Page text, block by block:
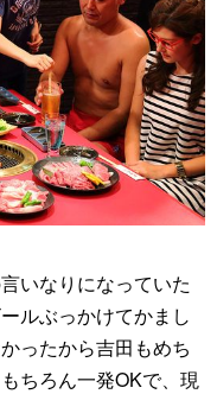
いなりになっていた
ルぶっかけてかまし
ったから吉田もめち
ちろん一発OKで、現